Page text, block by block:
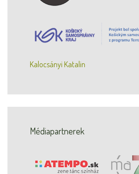
Kalocsányi Katalin
Médiapartnerek